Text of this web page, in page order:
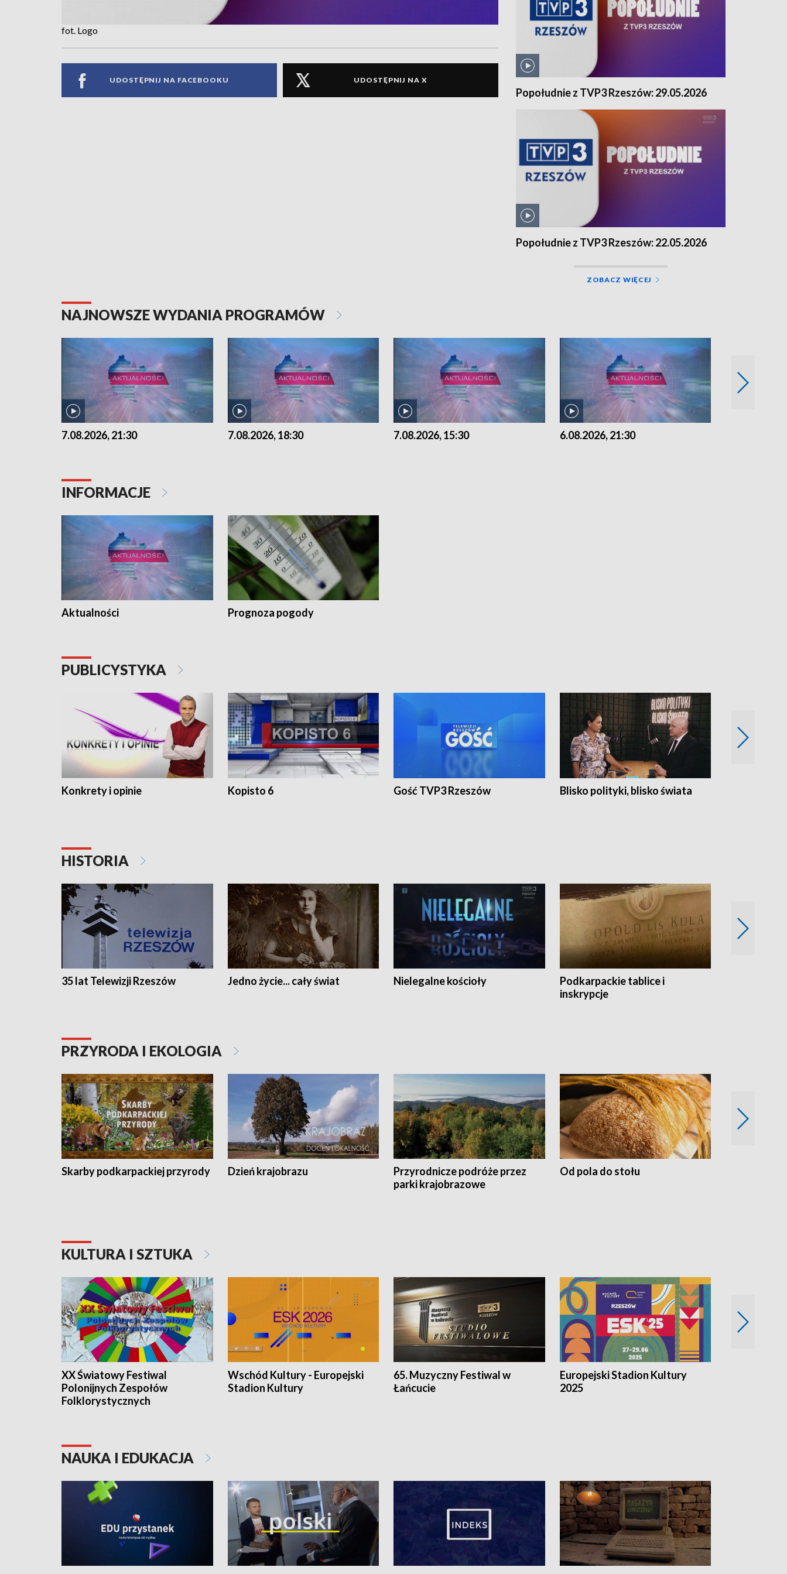
fot. Logo
UDOSTĘPNIJ NA FACEBOOKU UDOSTĘPNIJ NA X
Popołudnie z TVP3 Rzeszów: 29.05.2026
Popołudnie z TVP3 Rzeszów: 22.05.2026
ZOBACZ WIĘCEJ
NAJNOWSZE WYDANIA PROGRAMÓW
7.08.2026, 21:30 7.08.2026, 18:30 7.08.2026, 15:30 6.08.2026, 21:30
INFORMACJE
Aktualności Prognoza pogody
PUBLICYSTYKA
Konkrety i opinie Kopisto 6 Gość TVP3 Rzeszów Blisko polityki, blisko świata
HISTORIA
35 lat Telewizji Rzeszów Jedno życie... cały świat Nielegalne kościoły
Podkarpackie tablice i
inskrypcje
PRZYRODA I EKOLOGIA
Skarby podkarpackiej przyrody Dzień krajobrazu
Przyrodnicze podróże przez
parki krajobrazowe
Od pola do stołu
KULTURA I SZTUKA
XX Światowy Festiwal
Polonijnych Zespołów
Folklorystycznych
Wschód Kultury - Europejski
Stadion Kultury
65. Muzyczny Festiwal w
Łańcucie
Europejski Stadion Kultury
2025
NAUKA I EDUKACJA